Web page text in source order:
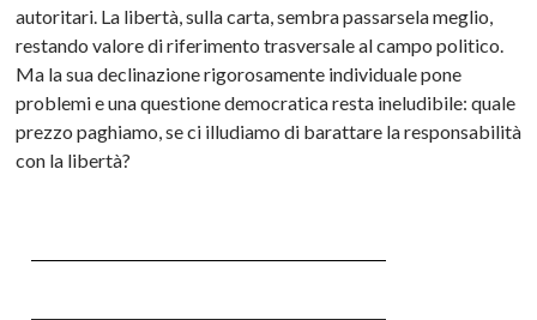
autoritari. La libertà, sulla carta, sembra passarsela meglio,
restando valore di riferimento trasversale al campo politico.
Ma la sua declinazione rigorosamente individuale pone
problemi e una questione democratica resta ineludibile: quale
prezzo paghiamo, se ci illudiamo di barattare la responsabilità
con la libertà?